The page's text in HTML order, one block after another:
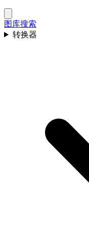
图库搜索
转换器